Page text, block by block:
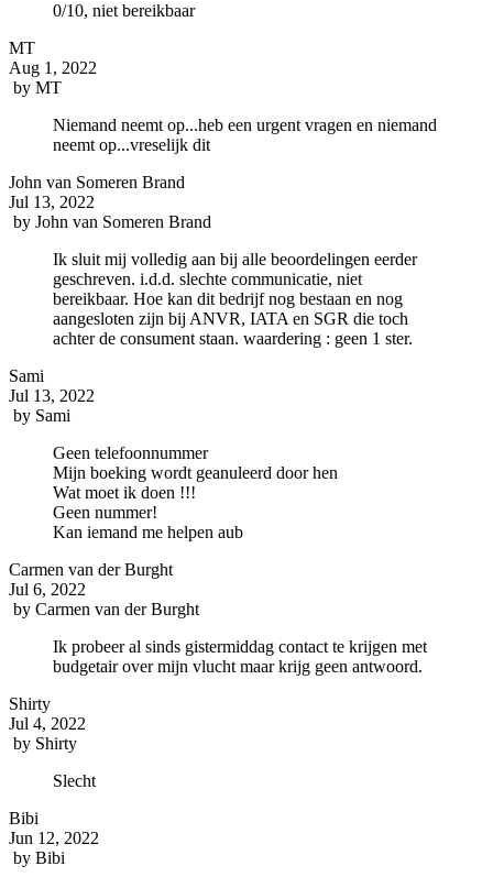
0/10, niet bereikbaar
MT
Aug 1, 2022
by MT
Niemand neemt op...heb een urgent vragen en niemand
neemt op...vreselijk dit
John van Someren Brand
Jul 13, 2022
by John van Someren Brand
Ik sluit mij volledig aan bij alle beoordelingen eerder
geschreven. i.d.d. slechte communicatie, niet
bereikbaar. Hoe kan dit bedrijf nog bestaan en nog
aangesloten zijn bij ANVR, IATA en SGR die toch
achter de consument staan. waardering : geen 1 ster.
Sami
Jul 13, 2022
by Sami
Geen telefoonnummer
Mijn boeking wordt geanuleerd door hen
Wat moet ik doen !!!
Geen nummer!
Kan iemand me helpen aub
Carmen van der Burght
Jul 6, 2022
by Carmen van der Burght
Ik probeer al sinds gistermiddag contact te krijgen met
budgetair over mijn vlucht maar krijg geen antwoord.
Shirty
Jul 4, 2022
by Shirty
Slecht
Bibi
Jun 12, 2022
by Bibi